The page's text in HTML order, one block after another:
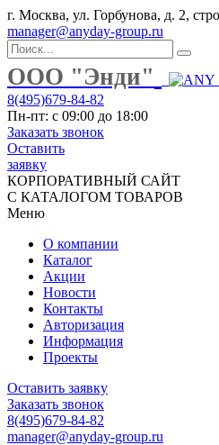
г. Москва, ул. Горбунова, д. 2,
manager@anyday-group.ru
ООО "Энди"
8(495)679-84-82
Пн-пт: с 09:00 до 18:00
Заказать звонок
Оставить
заявку
КОРПОРАТИВНЫЙ САЙТ
С КАТАЛОГОМ ТОВАРОВ
Меню
О компании
Каталог
Акции
Новости
Контакты
Авторизация
Информация
Проекты
Оставить заявку
Заказать звонок
8(495)679-84-82
manager@anyday-group.ru